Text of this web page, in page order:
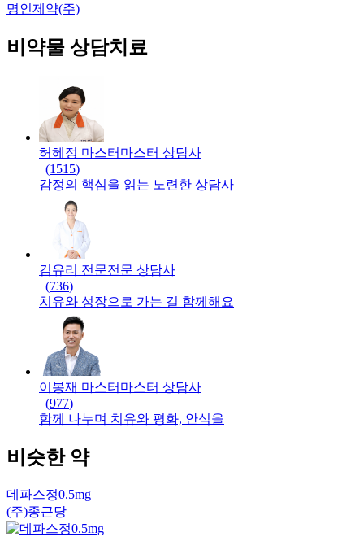
명인제약(주)
비약물 상담치료
허혜정 마스터 마스터 상담사
(1515)
감정의 핵심을 읽는 노련한 상담사
김유리 전문전문 상담사
(736)
치유와 성장으로 가는 길 함께해요
이봉재 마스터 마스터 상담사
(977)
함께 나누며 치유와 평화, 안식을
비슷한 약
데파스정0.5mg
(주)종근당